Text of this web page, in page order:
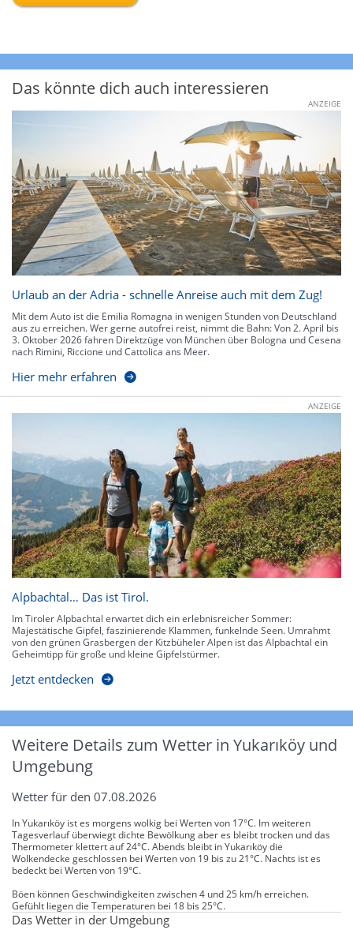
Das könnte dich auch interessieren
ANZEIGE
Urlaub an der Adria - schnelle Anreise auch mit dem Zug!
Mit dem Auto ist die Emilia Romagna in wenigen Stunden von Deutschland
aus zu erreichen. Wer gerne autofrei reist, nimmt die Bahn: Von 2. April bis
3. Oktober 2026 fahren Direktzüge von München über Bologna und Cesena
nach Rimini, Riccione und Cattolica ans Meer.
Hier mehr erfahren
ANZEIGE
Alpbachtal… Das ist Tirol.
Im Tiroler Alpbachtal erwartet dich ein erlebnisreicher Sommer:
Majestätische Gipfel, faszinierende Klammen, funkelnde Seen. Umrahmt
von den grünen Grasbergen der Kitzbüheler Alpen ist das Alpbachtal ein
Geheimtipp für große und kleine Gipfelstürmer.
Jetzt entdecken
Weitere Details zum Wetter in Yukarıköy und
Umgebung
Wetter für den 07.08.2026
In Yukarıköy ist es morgens wolkig bei Werten von 17°C. Im weiteren
Tagesverlauf überwiegt dichte Bewölkung aber es bleibt trocken und das
Thermometer klettert auf 24°C. Abends bleibt in Yukarıköy die
Wolkendecke geschlossen bei Werten von 19 bis zu 21°C. Nachts ist es
bedeckt bei Werten von 19°C.
Böen können Geschwindigkeiten zwischen 4 und 25 km/h erreichen.
Gefühlt liegen die Temperaturen bei 18 bis 25°C.
Das Wetter in der Umgebung